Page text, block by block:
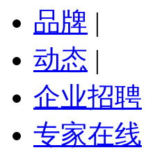
品牌 |
动态 |
企业招聘
专家在线